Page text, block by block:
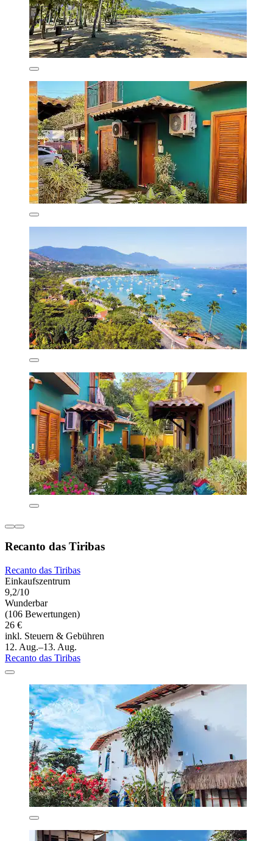
Recanto das Tiribas
Recanto das Tiribas
Einkaufszentrum
9,2/10
Wunderbar
(106 Bewertungen)
26 €
inkl. Steuern & Gebühren
12. Aug.–13. Aug.
Recanto das Tiribas